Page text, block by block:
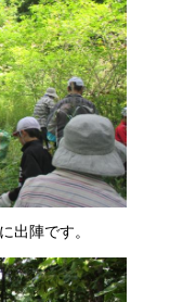
出陣です。